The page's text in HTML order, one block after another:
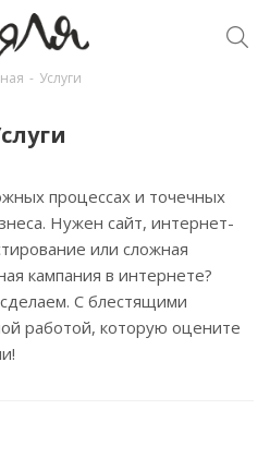
- Услуги
процессах и точечных
Нужен сайт, интернет-
или сложная
кампания в интернете?
С блестящими
работой, которую оцените